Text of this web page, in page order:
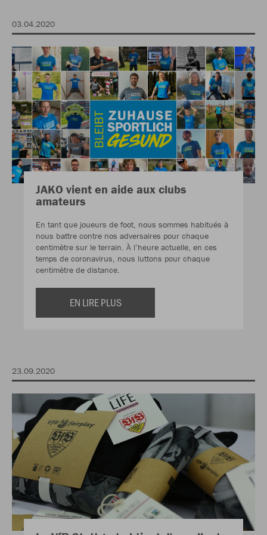
03.04.2020
JAKO vient en aide aux clubs
amateurs
En tant que joueurs de foot, nous sommes habitués à
nous battre contre nos adversaires pour chaque
centimètre sur le terrain. À l’heure actuelle, en ces
temps de coronavirus, nous luttons pour chaque
centimètre de distance.
EN LIRE PLUS
23.09.2020